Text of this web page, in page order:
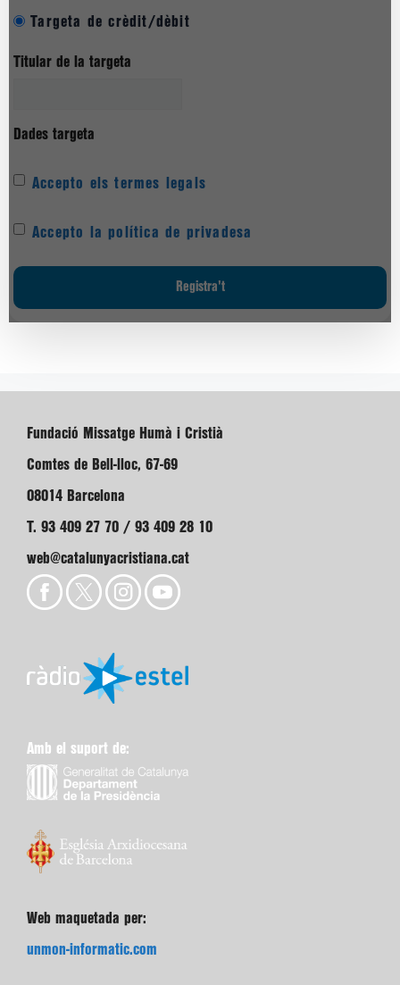
Targeta de crèdit/dèbit
Titular de la targeta
Dades targeta
Accepto els termes legals
Accepto la política de privadesa
Fundació Missatge Humà i Cristià
Comtes de Bell-lloc, 67-69
08014 Barcelona
T. 93 409 27 70 / 93 409 28 10
web@catalunyacristiana.cat
Amb el suport de:
Web maquetada per:
unmon-informatic.com